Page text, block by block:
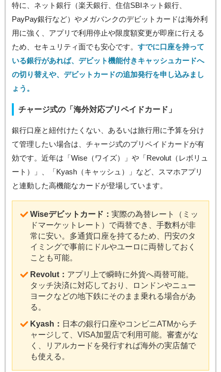
特に、ネット銀行（楽天銀行、住信SBIネット銀行、
PayPay銀行など）やメガバンクのデビットカードは海外利
用に強く、アプリで利用停止や限度額変更が即座に行える
ため、セキュリティ面でも安心です。 すでに口座を持って
いる銀行があれば、デビット機能付きキャッシュカードへ
の切り替えや、デビットカードの追加発行を申し込みまし
ょう。
チャージ式の「海外対応プリペイドカード」
銀行口座と紐付けたくない、あるいは旅行用に予算を分け
て管理したい場合は、チャージ式のプリペイドカードが有
効です。近年は「Wise（ワイズ）」や「Revolut（レボリュ
ート）」、「Kyash（キャッシュ）」など、スマホアプリ
と連動した高機能なカードが登場しています。
Wiseデビットカード： 実際の為替レート（ミッ
ドマーケットレート）で両替でき、手数料が非
常に安い。多通貨口座を持てるため、円安のタ
イミングで事前にドルやユーロに両替しておく
ことも可能。
Revolut： アプリ上で瞬時に外貨へ両替可能。
タッチ決済に対応しており、ロンドンやニュー
ヨークなどの地下鉄にそのまま乗れる場合があ
る。
Kyash： 日本の銀行口座やコンビニATMからチ
ャージして、VISA加盟店で利用可能。審査がな
く、リアルカードを発行すれば海外の実店舗で
も使える。